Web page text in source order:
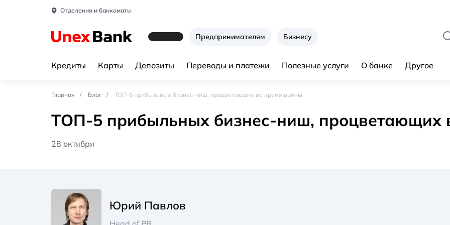
Отделения и банкоматы
Предпринимателям Бизнесу
Кредиты Карты Депозиты Переводы и платежи Полезные услуги О банке Другое
Главная Блог ТОП-5 прибыльных бизнес-ниш, процветающих во время войны
ТОП-5 прибыльных бизнес-ниш, процветающих
28 октября
Юрий Павлов